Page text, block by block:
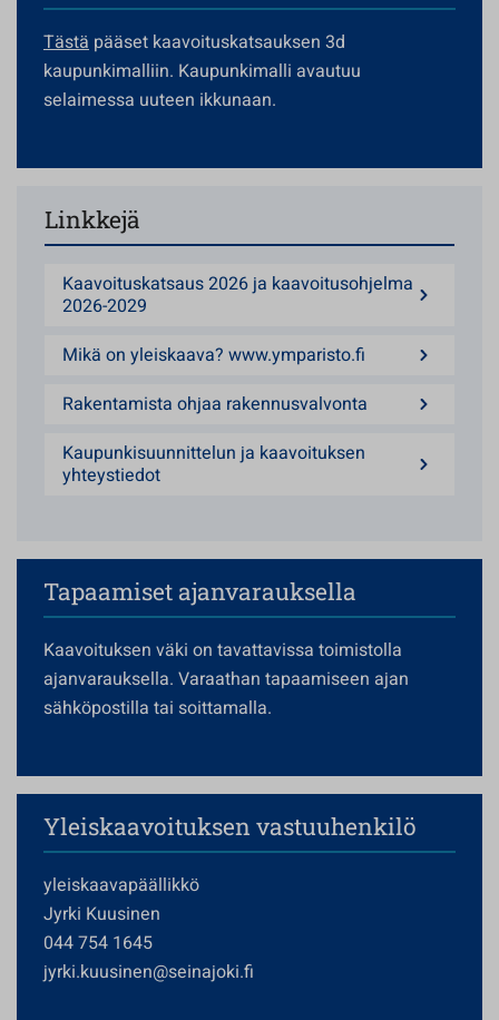
Tästä pääset kaavoituskatsauksen 3d
kaupunkimalliin. Kaupunkimalli avautuu
selaimessa uuteen ikkunaan.
Linkkejä
Kaavoituskatsaus 2026 ja kaavoitusohjelma
2026-2029
Mikä on yleiskaava? www.ymparisto.fi
Rakentamista ohjaa rakennusvalvonta
Kaupunkisuunnittelun ja kaavoituksen
yhteystiedot
Tapaamiset ajanvarauksella
Kaavoituksen väki on tavattavissa toimistolla
ajanvarauksella. Varaathan tapaamiseen ajan
sähköpostilla tai soittamalla.
Yleiskaavoituksen vastuuhenkilö
yleiskaavapäällikkö
Jyrki Kuusinen
044 754 1645
jyrki.kuusinen@seinajoki.fi